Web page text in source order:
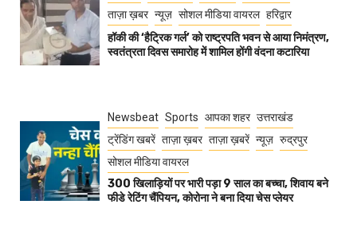
ताज़ा ख़बर न्यूज़ सोशल मीडिया वायरल हरिद्वार
हॉकी की ‘हैट्रिक गर्ल’ को राष्ट्रपति भवन से आया निमंत्रण,
स्वतंत्रता दिवस समारोह में शामिल होंगी वंदना कटारिया
Newsbeat Sports आपका शहर उत्तराखंड
ट्रेंडिंग खबरें ताज़ा ख़बर ताज़ा ख़बरें न्यूज़ रुद्रपुर
सोशल मीडिया वायरल
300 खिलाड़ियों पर भारी पड़ा 9 साल का बच्चा, शिवाय बने
फीडे रेटिंग चैंपियन, कोरोना ने बना दिया चेस प्लेयर